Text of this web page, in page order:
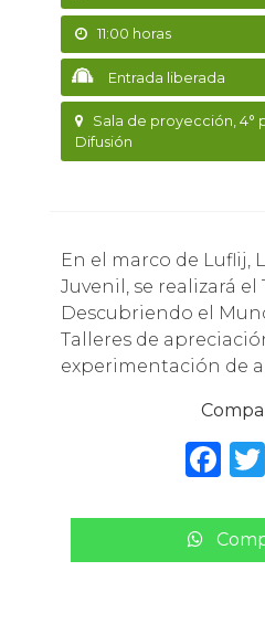
11:00 horas
Entrada liberada
Sala de proyección, 4°
Difusión
En el marco de Luflij, Ludoferia Infantil y
Juvenil, se realizará
Descubriendo el
Talleres de
experimentación de
F
c
e